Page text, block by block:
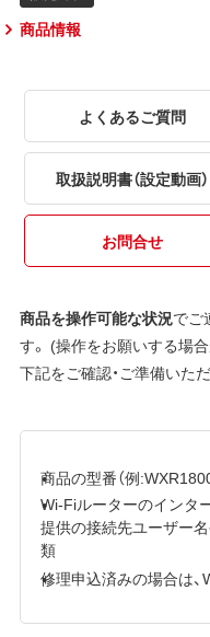
商品情報
よくあるご質問
取扱説明書（設定動画）
お問合せ
商品を操作可能な状況でご
す。 (操作をお願いする場
下記をご確認・ご準備いた
商品の型番（例
Wi-Fiルーターのインタ
提供の接続先ユーザー
類
修理申込済みの場合は、